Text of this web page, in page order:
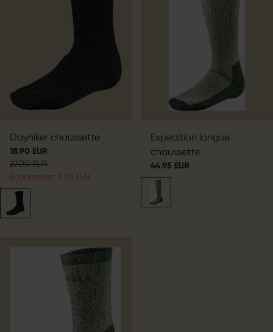
Dayhiker chaussette
18.90 EUR
27.00 EUR
Économisez 8.10 EUR
Expedition longue
chaussette
44.95 EUR